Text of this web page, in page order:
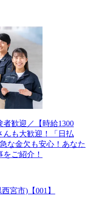
者歓迎／【時給1300
んも大歓迎！「日払
な金欠も安心！あなた
ご紹介！
宮市)【001】